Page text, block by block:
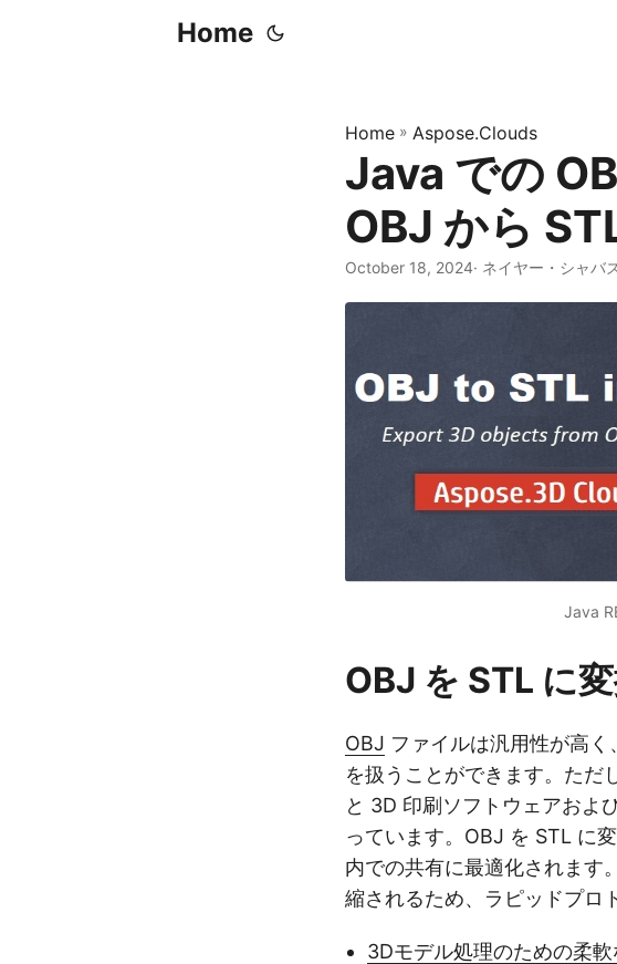
Home
Home » Aspose.Clouds
Java での
OBJ から
October 18, 2024· ネイヤー・シャバ
Java
OBJ を STL に
OBJ ファイルは汎用性が高
を扱うことができます。ただし
と 3D 印刷ソフトウェアおよ
っています。OBJ を STL に
内での共有に最適化されます
縮されるため、ラピッドプロ
3Dモデル処理のための柔